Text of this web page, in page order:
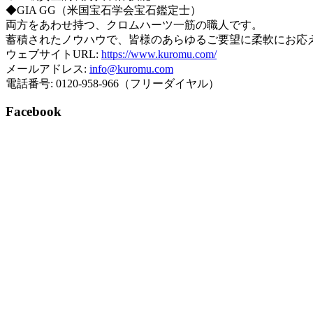
◆GIA GG（米国宝石学会宝石鑑定士）
両方をあわせ持つ、クロムハーツ一筋の職人です。
蓄積されたノウハウで、皆様のあらゆるご要望に柔軟にお応
ウェブサイトURL: https://www.kuromu.com/
メールアドレス: info@kuromu.com
電話番号: 0120-958-966（フリーダイヤル）
Facebook